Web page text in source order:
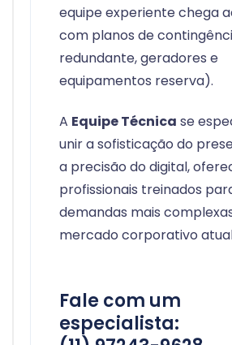
equipe experiente chega
com planos de
redundante, geradores e
equipamentos reserva).
A Equipe Técnica se
unir a sofisticação do
a precisão do digital,
profissionais treinados
demandas mais
mercado corporativo
Fale com um
especialista: